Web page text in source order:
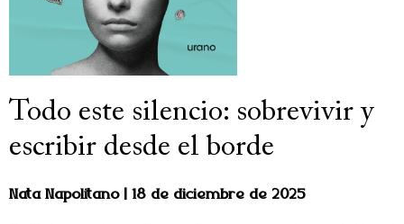
Todo este silencio: sobrevivir y
escribir desde el borde
Nata Napolitano 18 de diciembre de 2025